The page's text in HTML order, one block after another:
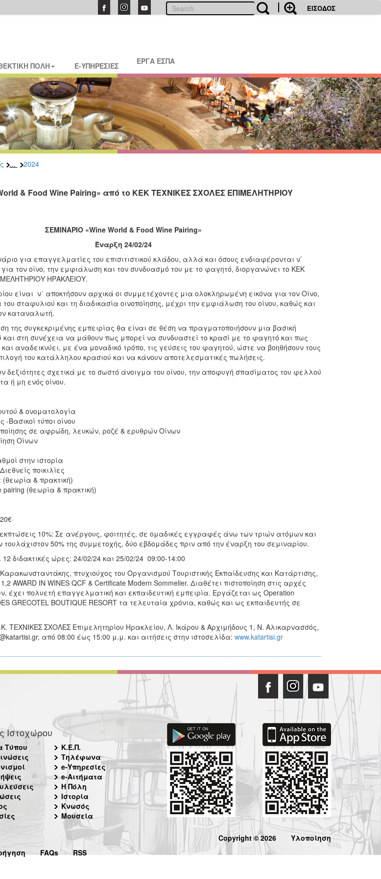
ΕΙΣΟΔΟΣ
ΠΟΛΗ E-ΥΠΗΡΕΣΙΕΣ ΕΡΓΑ ΕΣΠΑ
... 2024
& Food Wine Pairing» από το ΚΕΚ ΤΕΧΝΙΚΕΣ ΣΧΟΛΕΣ ΕΠΙΜΕΛΗΤΗΡΙΟΥ
ΣΕΜΙΝΑΡΙΟ «Wine World & Food Wine Pairing»
Έναρξη 24/02/24
για επαγγελματίες του επισιτιστικού κλάδου, αλλά και όσους ενδιαφέρονται ν’
τον οίνο, την εμφιάλωση και τον συνδυασμό του με το φαγητό, διοργανώνει το ΚΕΚ
ΗΡΑΚΛΕΙΟΥ.
είναι ν΄ αποκτήσουν αρχικά οι συμμετέχοντες μια ολοκληρωμένη εικόνα για τον Οίνο,
σταφυλιού και τη διαδικασία οινοποίησης, μέχρι την εμφιάλωση του οίνου, καθώς και
καταναλωτή.
της συγκεκριμένης εμπειρίας θα είναι σε θέση να πραγματοποιήσουν μια βασική
και στη συνέχεια να μάθουν πως μπορεί να συνδυαστεί το κρασί με το φαγητό και πως
αναδεικνύει, με ένα μοναδικό τρόπο, τις γεύσεις του φαγητού, ώστε να βοηθήσουν τους
του κατάλληλου κρασιού και να κάνουν αποτελεσματικές πωλήσεις.
δεξιότητες σχετικά με το σωστό άνοιγμα του οίνου, την αποφυγή σπασίματος του φελλού
ή μη ενός οίνου.
& ονοματολογία
-Βασικοί τύποι οίνου
σε αφρώδη, λευκών, ροζέ & ερυθρών Οίνων
Οίνων
στην ιστορία
ποικιλίες
& πρακτική)
pairing (θεωρία & πρακτική)
120€·
10%: Σε ανέργους, φοιτητές, σε ομαδικές εγγραφές άνω των τριών ατόμων και
50% της συμμετοχής, δύο εβδομάδες πριν από την έναρξη του σεμιναρίου.
διδακτικές ώρες: 24/02/24 και 25/02/24 09:00-14:00
πτυχιούχος του Οργανισμού Τουριστικής Εκπαίδευσης και Κατάρτισης,
AWARD IN WINES QCF & Certificate Μοdern Sommelier. Διαθέτει πιστοποίηση στις αρχές
έχει πολυετή επαγγελματική και εκπαιδευτική εμπειρία. Εργάζεται ως Operation
GRECOTEL BOUTIQUE RESORT τα τελευταία χρόνια, καθώς και ως εκπαιδευτής σε
ΤΕΧΝΙΚΕΣ ΣΧΟΛΕΣ Επιμελητηρίου Ηρακλείου, Λ. Ικάρου & Αρχιμήδους 1, Ν. Αλικαρνασσός,
από 08:00 έως 15:00 μ.μ. και αιτήσεις στην ιστοσελίδα: www.katartisi.gr
Ιστοχώρου
Τύπου
Κ.Ε.Π.
Τηλέφωνα
e-Υπηρεσίες
e-Αιτήματα
Η Πόλη
Ιστορία
Κνωσός
Μουσεία
FAQs RSS
Copyright © 2026 Υλοποίηση